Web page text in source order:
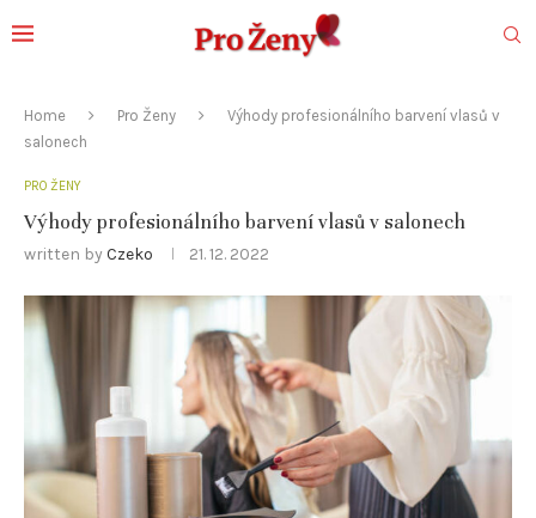
Home Pro Ženy
Výhody profesionálního barvení vlasů v
salonech
PRO ŽENY
Výhody profesionálního barvení vlasů v salonech
written by Czeko 21. 12. 2022